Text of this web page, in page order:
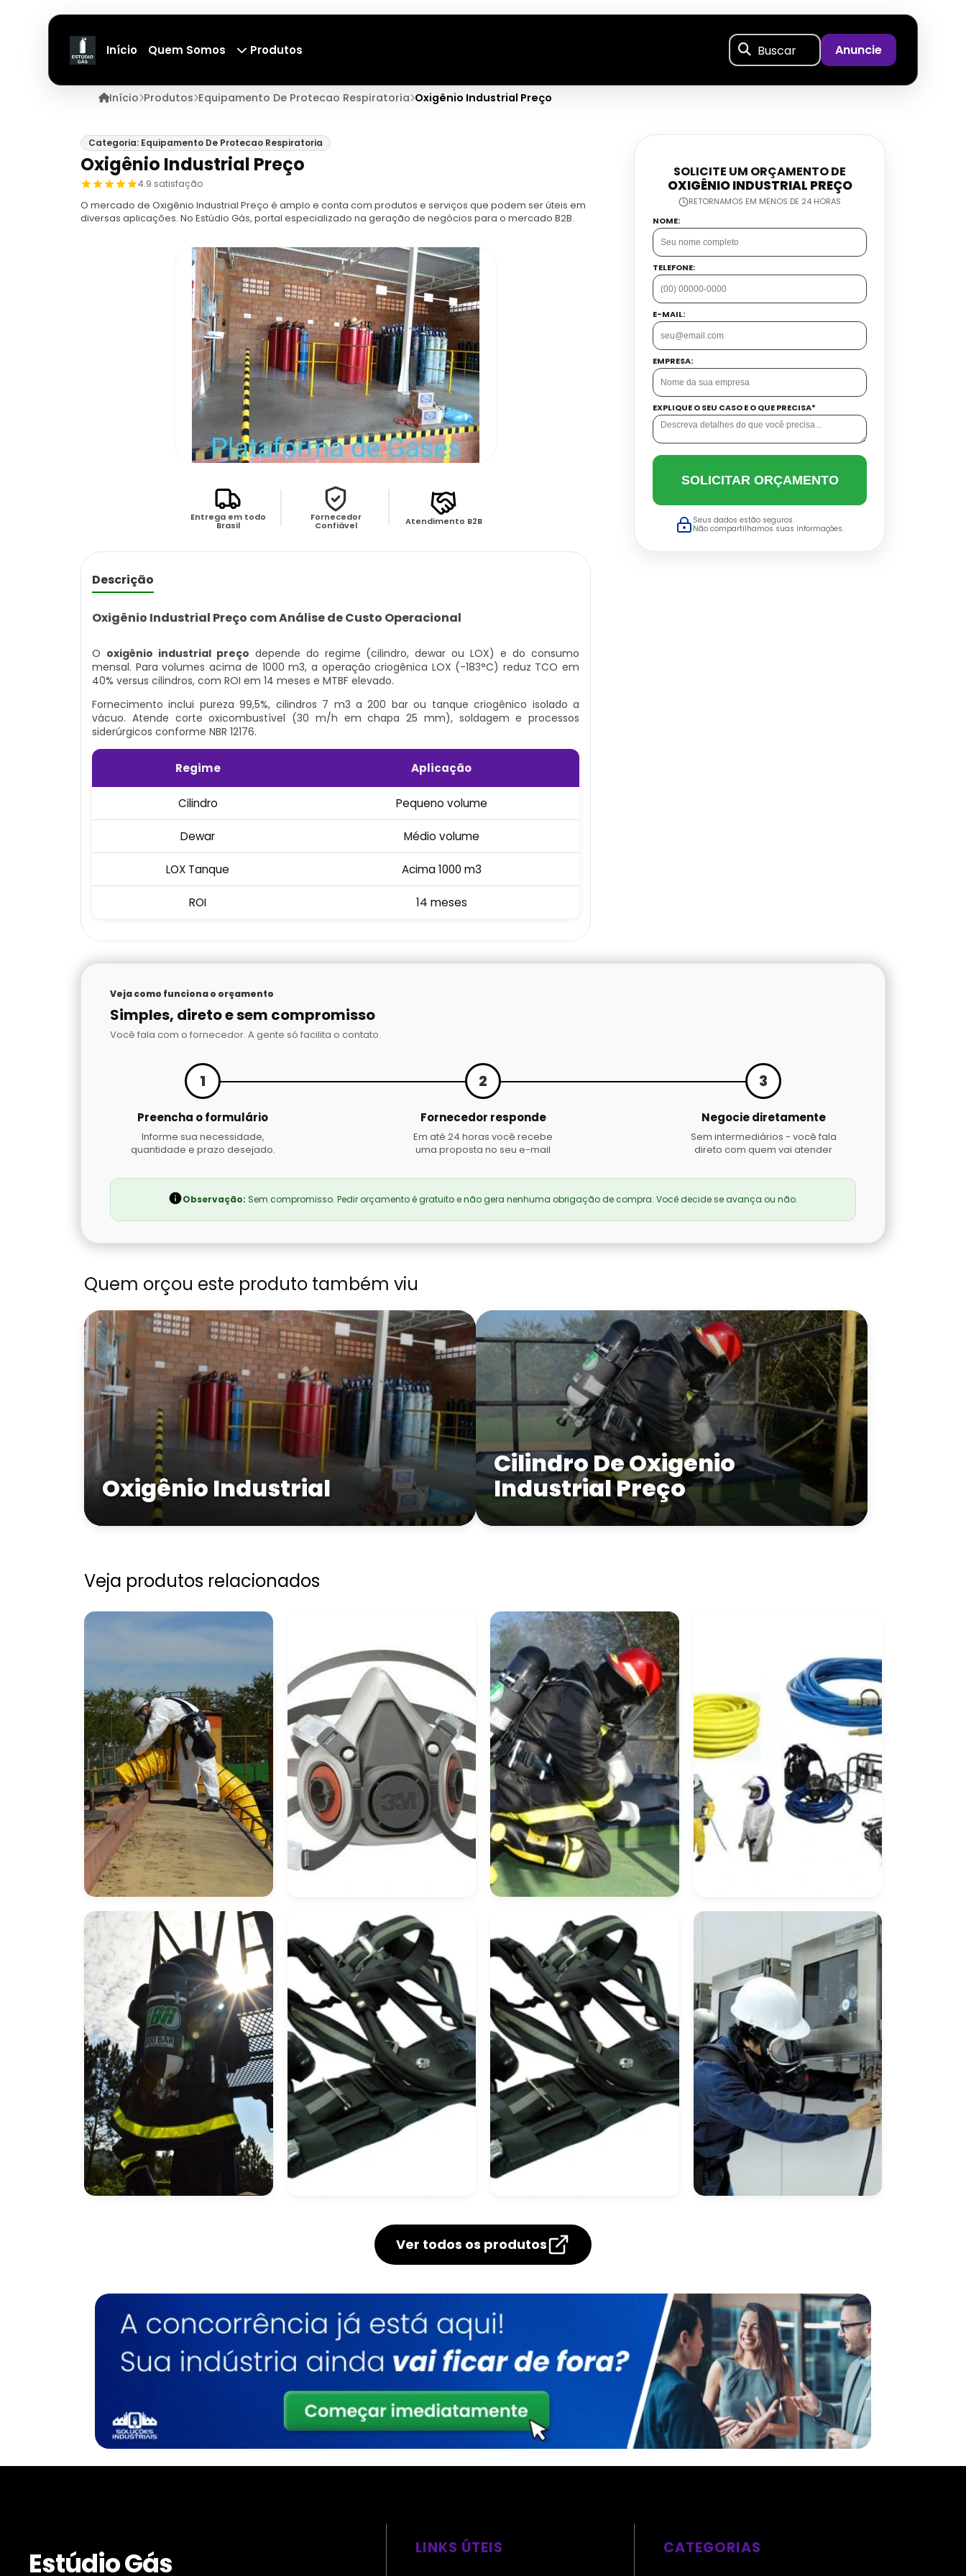
Início Quem Somos Produtos Buscar Anuncie
Início Produtos Equipamento De Protecao Respiratoria Oxigênio Industrial Preço
Categoria: Equipamento De Protecao Respiratoria
Oxigênio Industrial Preço
4.9 satisfação
O mercado de Oxigênio Industrial Preço é amplo e conta com produtos e serviços que podem ser úteis em
diversas aplicações. No Estúdio Gás, portal especializado na geração de negócios para o mercado B2B.
Entrega em todo
Brasil
Fornecedor
Confiável Atendimento B2B
Descrição
Oxigênio Industrial Preço com Análise de Custo Operacional
O oxigênio industrial preço depende do regime (cilindro, dewar ou LOX) e do consumo
mensal. Para volumes acima de 1000 m3, a operação criogênica LOX (-183°C) reduz TCO em
40% versus cilindros, com ROI em 14 meses e MTBF elevado.
Fornecimento inclui pureza 99,5%, cilindros 7 m3 a 200 bar ou tanque criogênico isolado a
vácuo. Atende corte oxicombustível (30 m/h em chapa 25 mm), soldagem e processos
siderúrgicos conforme NBR 12176.
Regime Aplicação
Cilindro Pequeno volume
Dewar Médio volume
LOX Tanque Acima 1000 m3
ROI 14 meses
SOLICITE UM ORÇAMENTO DE
OXIGÊNIO INDUSTRIAL PREÇO
RETORNAMOS EM MENOS DE 24 HORAS
NOME:
TELEFONE:
E-MAIL:
EMPRESA:
EXPLIQUE O SEU CASO E O QUE PRECISA*
SOLICITAR ORÇAMENTO
Seus dados estão seguros.
Não compartilhamos suas informações.
Veja como funciona o orçamento
Simples, direto e sem compromisso
Você fala com o fornecedor. A gente só facilita o contato.
1
Preencha o formulário
Informe sua necessidade,
quantidade e prazo desejado.
2
Fornecedor responde
Em até 24 horas você recebe
uma proposta no seu e-mail
3
Negocie diretamente
Sem intermediários - você fala
direto com quem vai atender
Observação: Sem compromisso. Pedir orçamento é gratuito e não gera nenhuma obrigação de compra. Você decide se avança ou não.
Quem orçou este produto também viu
Oxigênio Industrial
Cilindro De Oxigenio
Industrial Preço
Veja produtos relacionados
Proteção Respiratória
Para Espaço
Confinado
Máscara De Proteção
Respiratória
Equipamento De
Proteção Respiratória
Equipamento De
Proteção Respiratória
Autônomo De
Respiração
Ver todos os produtos
Estúdio Gás LINKS ÚTEIS CATEGORIAS